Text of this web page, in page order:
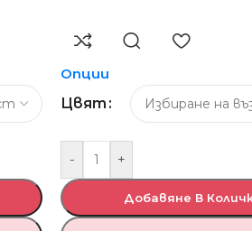
Опции
Цвят
- +
Добавяне В